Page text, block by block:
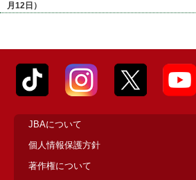
月12日）
JBAについて
個人情報保護方針
著作権について